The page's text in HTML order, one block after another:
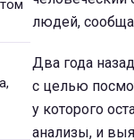
людей,
Два года
с целью
у которого
анализы, и